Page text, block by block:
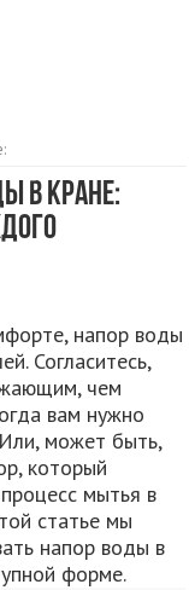
в кране:
напор воды
Согласитесь,
чем
вам нужно
может быть,
который
мытья в
статье мы
напор воды в
форме.